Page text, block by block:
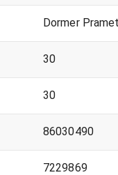
Dormer
30
30
86030490
7229869